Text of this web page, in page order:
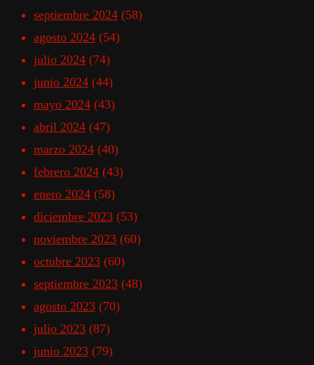
septiembre 2024 (58)
agosto 2024 (54)
julio 2024 (74)
junio 2024 (44)
mayo 2024 (43)
abril 2024 (47)
marzo 2024 (40)
febrero 2024 (43)
enero 2024 (58)
diciembre 2023 (53)
noviembre 2023 (60)
octubre 2023 (60)
septiembre 2023 (48)
agosto 2023 (70)
julio 2023 (87)
junio 2023 (79)